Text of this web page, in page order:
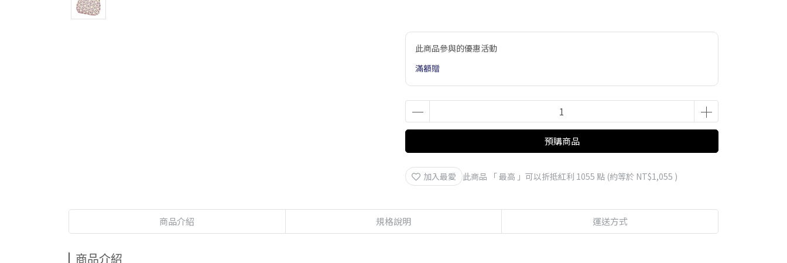
此商品參與的優惠活動
滿額贈
預購商品
加入最愛 此商品 「 最高 」可以折抵紅利 1055 點 (約等於 NT$1,055 )
商品介紹 規格說明 運送方式
商品介紹